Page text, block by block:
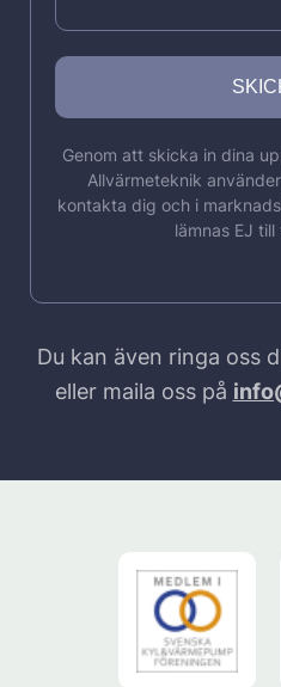
Genom att skicka in dina
Allvärmeteknik
kontakta dig och i
lämnas EJ
Du kan även ringa oss
eller maila oss på